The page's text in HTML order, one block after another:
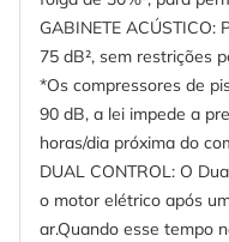
GABINETE
75 dB², sem restrições
*Os compressores de
90 dB, a lei impede a
horas/dia próxima do
DUAL CONTROL: O
o motor elétrico após
ar.Quando esse tempo